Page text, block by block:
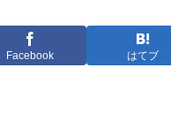
Facebook はてブ